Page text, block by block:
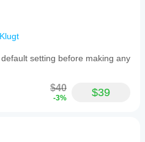
setting before making any
$40
-3% $39